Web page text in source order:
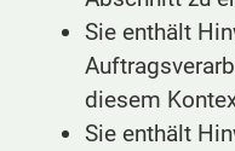
Sie enthält
diesem
Sie enthält